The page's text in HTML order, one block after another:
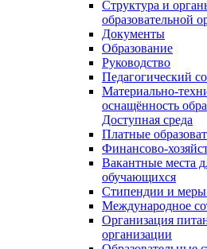
Структура и
образовательной
Документы
Образование
Руководство
Педагогический
Материально-
оснащённость
Доступная среда
Платные
Финансово-
Вакантные места
обучающихся
Стипендии и
Международное
Организация
организации